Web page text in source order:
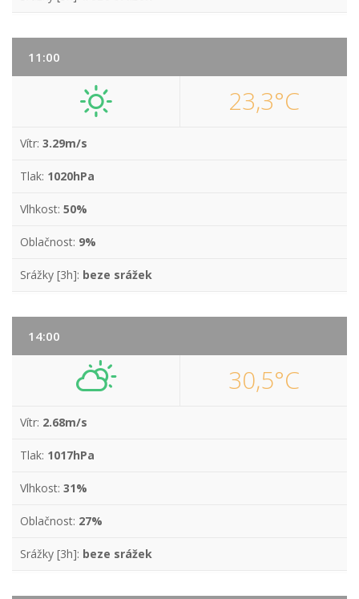
11:00
23,3°C
Vítr: 3.29m/s
Tlak: 1020hPa
Vlhkost: 50%
Oblačnost: 9%
Srážky [3h]: beze srážek
14:00
30,5°C
Vítr: 2.68m/s
Tlak: 1017hPa
Vlhkost: 31%
Oblačnost: 27%
Srážky [3h]: beze srážek